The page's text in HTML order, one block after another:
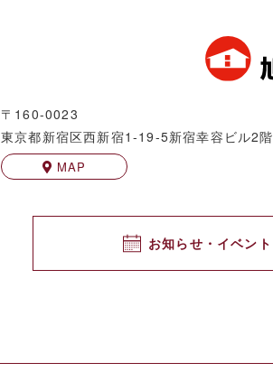
〒160-0023
東京都新宿区西新宿1-19-5新宿幸容ビル2階
MAP
お知らせ・イベント